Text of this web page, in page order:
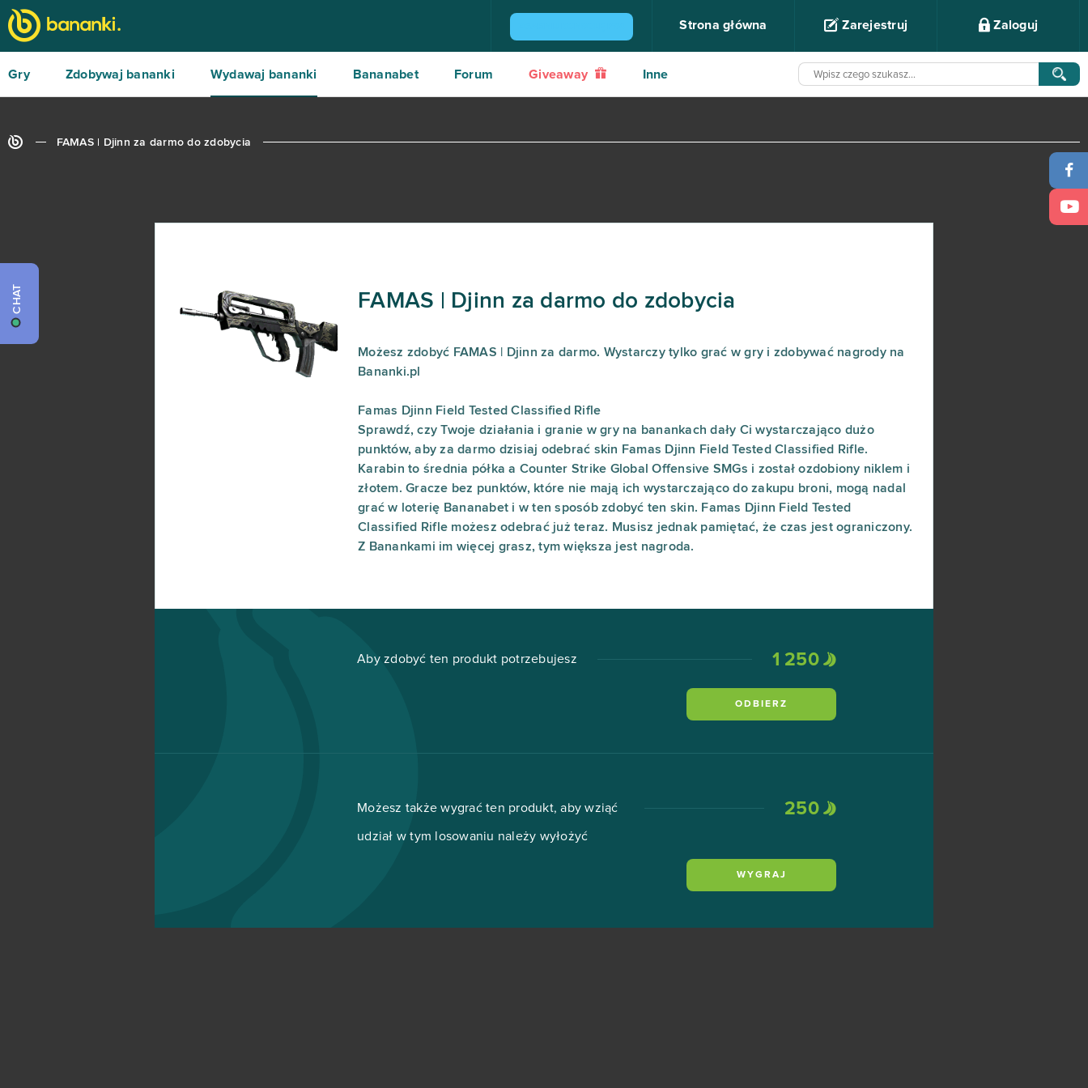
Strona główna Zarejestruj Zaloguj
Gry Zdobywaj bananki Wydawaj bananki Bananabet Forum Giveaway Inne
FAMAS | Djinn za darmo do zdobycia
FAMAS | Djinn za darmo do zdobycia
Możesz zdobyć FAMAS | Djinn za darmo. Wystarczy tylko grać w gry i zdobywać nagrody na
Bananki.pl
Famas Djinn Field Tested Classified Rifle
Sprawdź, czy Twoje działania i granie w gry na banankach dały Ci wystarczająco dużo
punktów, aby za darmo dzisiaj odebrać skin Famas Djinn Field Tested Classified Rifle.
Karabin to średnia półka a Counter Strike Global Offensive SMGs i został ozdobiony niklem i
złotem. Gracze bez punktów, które nie mają ich wystarczająco do zakupu broni, mogą nadal
grać w loterię Bananabet i w ten sposób zdobyć ten skin. Famas Djinn Field Tested
Classified Rifle możesz odebrać już teraz. Musisz jednak pamiętać, że czas jest ograniczony.
Z Banankami im więcej grasz, tym większa jest nagroda.
Aby zdobyć ten produkt potrzebujesz 1 250
ODBIERZ
Możesz także wygrać ten produkt, aby wziąć
udział w tym losowaniu należy wyłożyć
250
WYGRAJ
CHAT